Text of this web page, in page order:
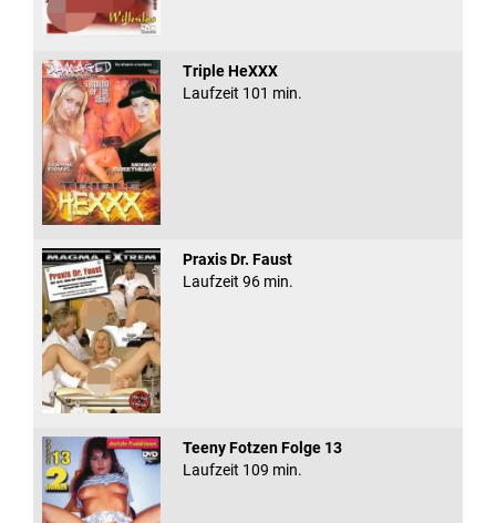
Triple HeXXX
Laufzeit 101 min.
Praxis Dr. Faust
Laufzeit 96 min.
Teeny Fotzen Folge 13
Laufzeit 109 min.